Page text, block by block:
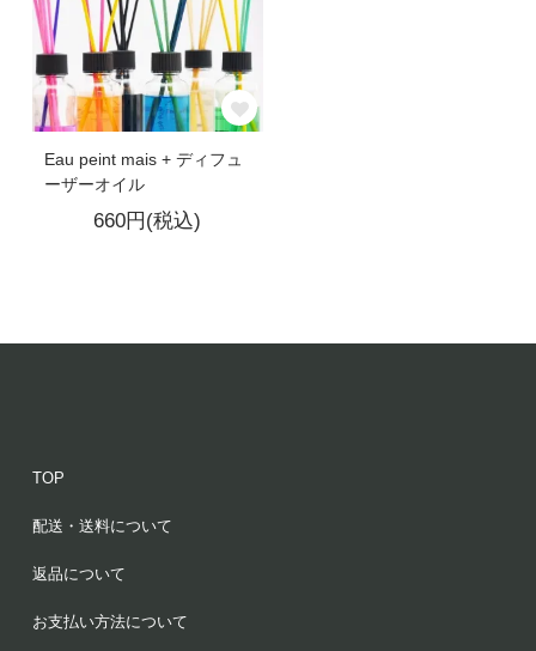
Eau peint mais + ディフュ
ーザーオイル
660円(税込)
TOP
配送・送料について
返品について
お支払い方法について